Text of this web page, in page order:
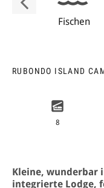
Fischen
RUBONDO ISLAND
8
Kleine, wunderbar
integrierte Lodge,